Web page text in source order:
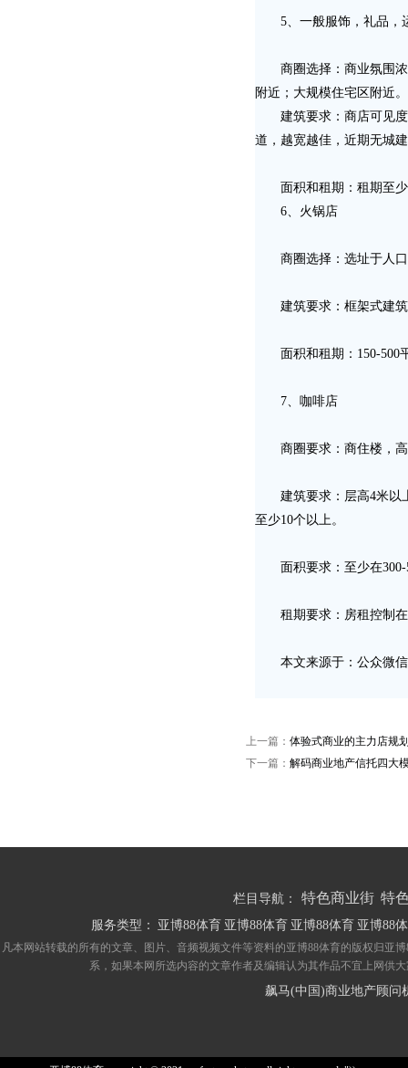
5、一般服饰，礼品，
商圈选择：商业氛围浓
附近；大规模住宅区附近。
建筑要求：商店可见度
道，越宽越佳，近期无城
面积和租期：租期至少1
6、火锅店
商圈选择：选址于人口
建筑要求：框架式建筑
面积和租期：150-500
7、咖啡店
商圈要求：商住楼，高
建筑要求：层高4米以上
至少10个以上。
面积要求：至少在300-
租期要求：房租控制在
本文来源于：公众微信
上一篇： 体验式商业的主力店规
下一篇： 解码商业地产信托四大
栏目导航： 特色商业街 特
服务类型： 亚博88体育 亚博88体育 亚博88体育 亚博88
凡本网站转载的所有的文章、图片、音频视频文件等资料的亚博88体育的版权归亚
系，如果本网所选内容的文章作者及编辑认为其作品不宜上网供
飙马(中国)商业地产顾问